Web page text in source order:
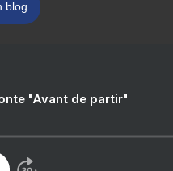
blog
"Avant de partir"